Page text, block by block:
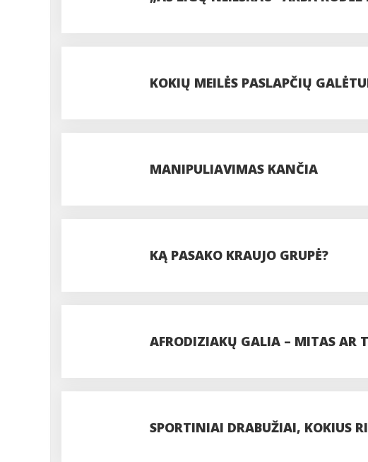
KOKIŲ MEILĖS PASLAPČIŲ
MANIPULIAVIMAS KANČIA
KĄ PASAKO KRAUJO GRUPĖ?
AFRODIZIAKŲ GALIA – MITAS AR
SPORTINIAI DRABUŽIAI, KOKIUS